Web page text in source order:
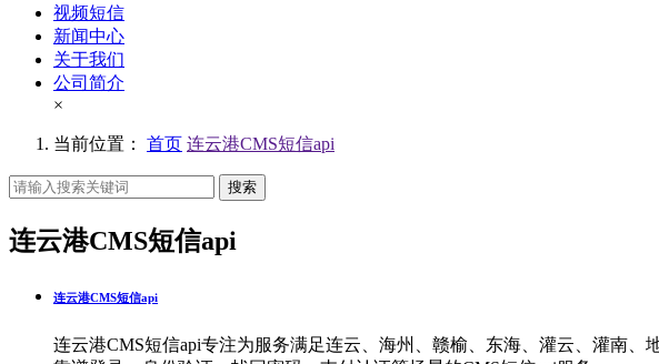
视频短信
新闻中心
关于我们
公司简介
×
当前位置： 首页 连云港CMS短信api
搜索
连云港CMS短信api
连云港CMS短信api
连云港CMS短信api专注为服务满足连云、海州、赣榆、东海、灌云、灌南、